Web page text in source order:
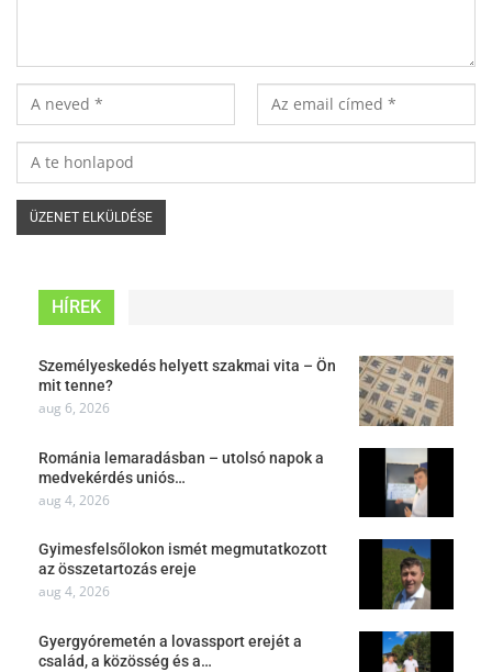
HÍREK
Személyeskedés helyett szakmai vita – Ön
mit tenne?
aug 6, 2026
Románia lemaradásban – utolsó napok a
medvekérdés uniós…
aug 4, 2026
Gyimesfelsőlokon ismét megmutatkozott
az összetartozás ereje
aug 4, 2026
Gyergyóremetén a lovassport erejét a
család, a közösség és a…